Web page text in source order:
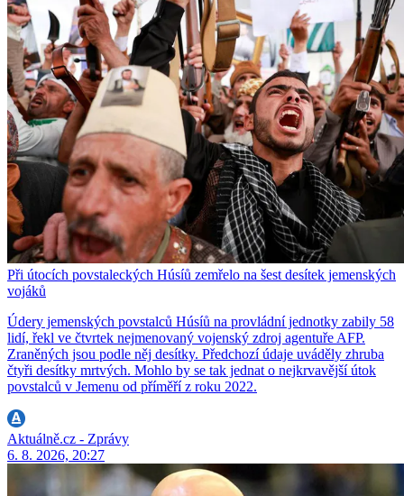
Při útocích povstaleckých Húsíů zemřelo na šest desítek jemenských
vojáků
Údery jemenských povstalců Húsíů na provládní jednotky zabily 58
lidí, řekl ve čtvrtek nejmenovaný vojenský zdroj agentuře AFP.
Zraněných jsou podle něj desítky. Předchozí údaje uváděly zhruba
čtyři desítky mrtvých. Mohlo by se tak jednat o nejkrvavější útok
povstalců v Jemenu od příměří z roku 2022.
Aktuálně.cz - Zprávy
6. 8. 2026, 20:27